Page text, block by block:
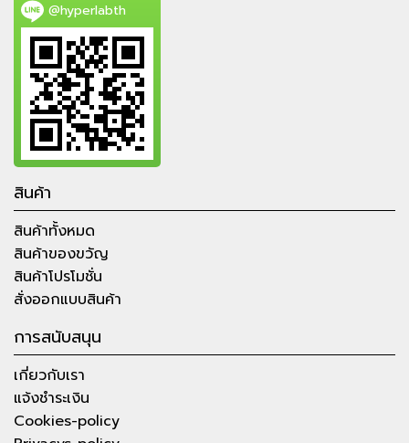
@hyperlabth
สินค้า
สินค้าทั้งหมด
สินค้าของขวัญ
สินค้าโปรโมชั่น
สั่งออกแบบสินค้า
การสนับสนุน
เกี่ยวกับเรา
แจ้งชำระเงิน
Cookies-policy